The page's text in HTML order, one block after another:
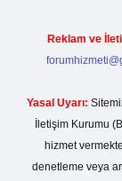
Reklam ve
Yasal Uyarı:
İletişim Kurumu
hizmet
denetleme veya